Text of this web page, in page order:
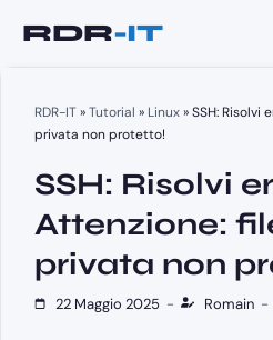
RDR-IT»Tutorial » Linux»SSH: Risolvi
privata non protetto!
SSH: Risolvi
Attenzione:
privata non
22 Maggio 2025 - Romain -